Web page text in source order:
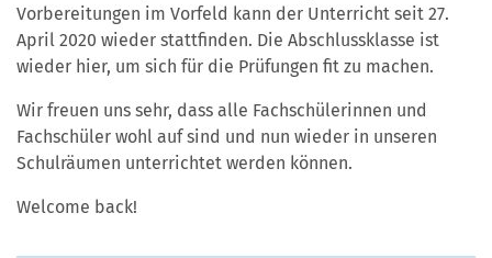
Vorbereitungen im Vorfeld kann der Unterricht seit 27.
April 2020 wieder stattfinden. Die Abschlussklasse ist
wieder hier, um sich für die Prüfungen fit zu machen.
Wir freuen uns sehr, dass alle Fachschülerinnen und
Fachschüler wohl auf sind und nun wieder in unseren
Schulräumen unterrichtet werden können.
Welcome back!